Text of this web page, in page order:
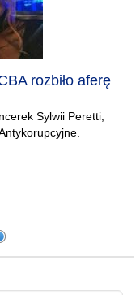
rozbiło aferę
Sylwii Peretti,